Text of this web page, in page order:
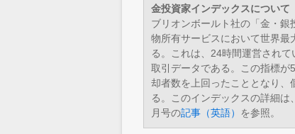
金投資家インデックスについて
ブリオンボールト社の「金・
物所有サービスにおいて世界最
る。これは、24時間運営され
取引データである。この指標が
却者数を上回ったこととなり、
る。このインデックスの詳細
月号の記事（英語） を参照。